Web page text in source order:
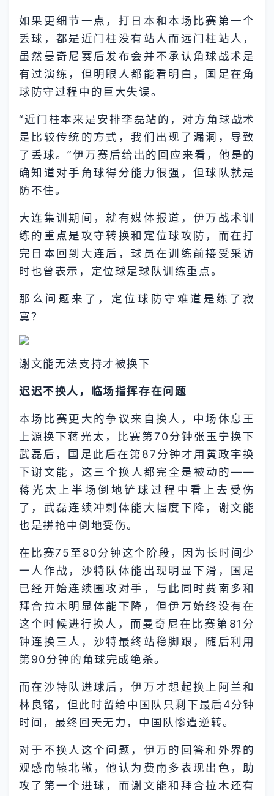
如果更细节一点，打日本和本场比赛第一个
丢球，都是近门柱没有站人而远门柱站人，
虽然曼奇尼赛后发布会并不承认角球战术是
有过演练，但明眼人都能看明白，国足在角
球防守过程中的巨大失误。
“近门柱本来是安排李磊站的，对方角球战术
是比较传统的方式，我们出现了漏洞，导致
了丢球。”伊万赛后给出的回应来看，他是的
确知道对手角球得分能力很强，但球队就是
防不住。
大连集训期间，就有媒体报道，伊万战术训
练的重点是攻守转换和定位球攻防，而在打
完日本回到大连后，球员在训练前接受采访
时也曾表示，定位球是球队训练重点。
那么问题来了，定位球防守难道是练了寂
寞？
谢文能无法支持才被换下
迟迟不换人，临场指挥存在问题
本场比赛更大的争议来自换人，中场休息王
上源换下蒋光太，比赛第70分钟张玉宁换下
武磊后，国足此后在第87分钟才用黄政宇换
下谢文能，这三个换人都完全是被动的——
蒋光太上半场倒地铲球过程中看上去受伤
了，武磊连续冲刺体能大幅度下降，谢文能
也是拼抢中倒地受伤。
在比赛75至80分钟这个阶段，因为长时间少
一人作战，沙特队体能出现明显下滑，国足
已经开始连续围攻对手，与此同时费南多和
拜合拉木明显体能下降，但伊万始终没有在
这个时候进行换人，而曼奇尼在比赛第81分
钟连换三人，沙特最终站稳脚跟，随后利用
第90分钟的角球完成绝杀。
而在沙特队进球后，伊万才想起换上阿兰和
林良铭，但此时留给中国队只剩下最后4分钟
时间，最终回天无力，中国队惨遭逆转。
对于不换人这个问题，伊万的回答和外界的
观感南辕北辙，他认为费南多表现出色，助
攻了第一个进球，而谢文能和拜合拉木还有